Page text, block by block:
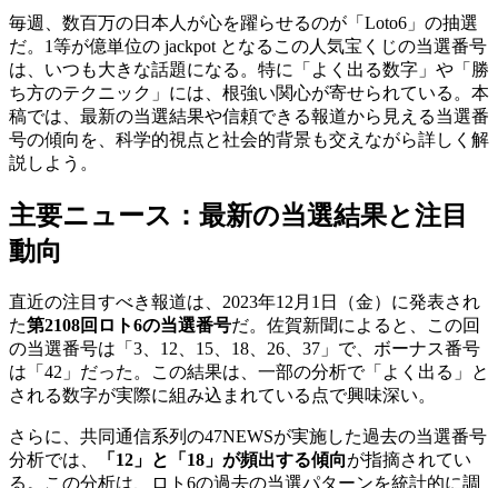
毎週、数百万の日本人が心を躍らせるのが「Loto6」の抽選
だ。1等が億単位の jackpot となるこの人気宝くじの当選番号
は、いつも大きな話題になる。特に「よく出る数字」や「勝
ち方のテクニック」には、根強い関心が寄せられている。本
稿では、最新の当選結果や信頼できる報道から見える当選番
号の傾向を、科学的視点と社会的背景も交えながら詳しく解
説しよう。
主要ニュース：最新の当選結果と注目
動向
直近の注目すべき報道は、2023年12月1日（金）に発表され
た第2108回ロト6の当選番号だ。佐賀新聞によると、この回
の当選番号は「3、12、15、18、26、37」で、ボーナス番号
は「42」だった。この結果は、一部の分析で「よく出る」と
される数字が実際に組み込まれている点で興味深い。
さらに、共同通信系列の47NEWSが実施した過去の当選番号
分析では、
「12」と「18」が頻出する傾向が指摘されてい
る。この分析は、ロト6の過去の当選パターンを統計的に調